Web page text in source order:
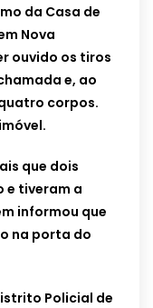
da Casa de
Nova
ouvido os tiros
e, ao
corpos.
que dois
e tiveram a
informou que
na porta do
Policial de